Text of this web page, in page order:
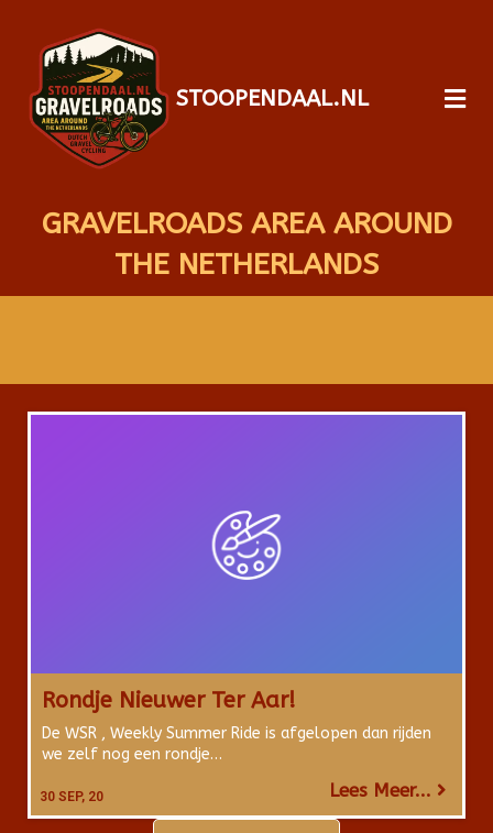
STOOPENDAAL.NL
GRAVELROADS AREA AROUND
THE NETHERLANDS
Rondje Nieuwer Ter Aar!
30 SEP, 20
De WSR , Weekly Summer Ride is afgelopen dan rijden
we zelf nog een rondje…
Lees Meer...